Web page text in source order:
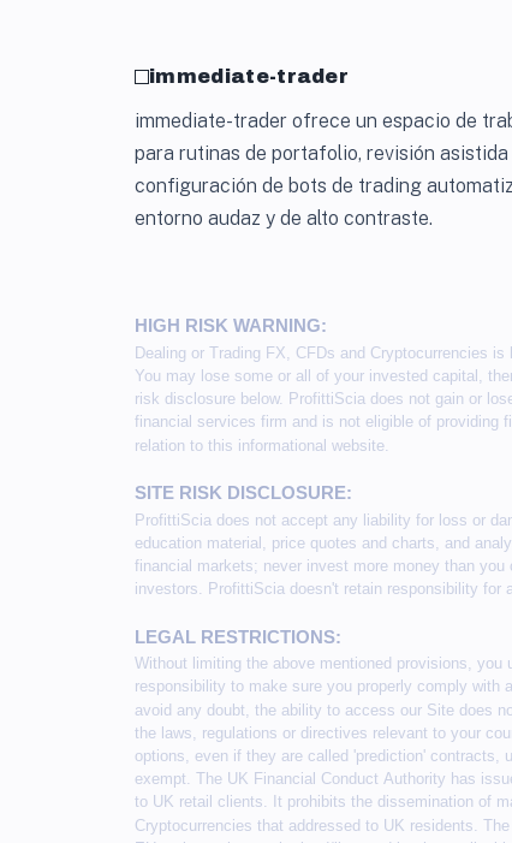
immediate-trader
immediate-trader ofrece un espacio de
para rutinas de portafolio, revisión asistida
configuración de bots de trading
entorno audaz y de alto contraste.